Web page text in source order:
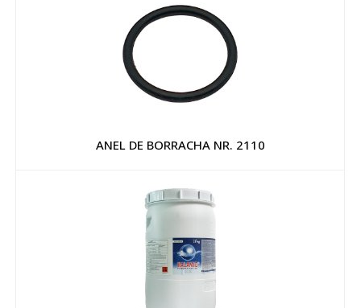
ANEL DE BORRACHA NR. 2110